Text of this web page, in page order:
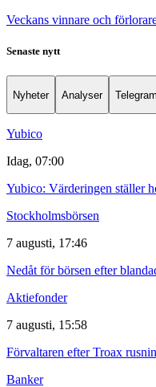
Veckans vinnare och
Senaste nytt
Nyheter Analyser Telegram
Yubico
Idag, 07:00
Yubico: Värderingen ställer
Stockholmsbörsen
7 augusti, 17:46
Nedåt för börsen efter
Aktiefonder
7 augusti, 15:58
Förvaltaren efter Troax
Banker